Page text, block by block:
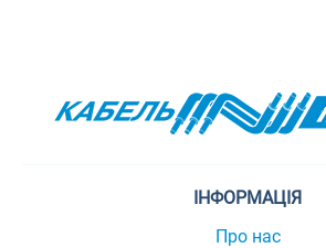
ІНФОРМАЦІЯ
Про нас